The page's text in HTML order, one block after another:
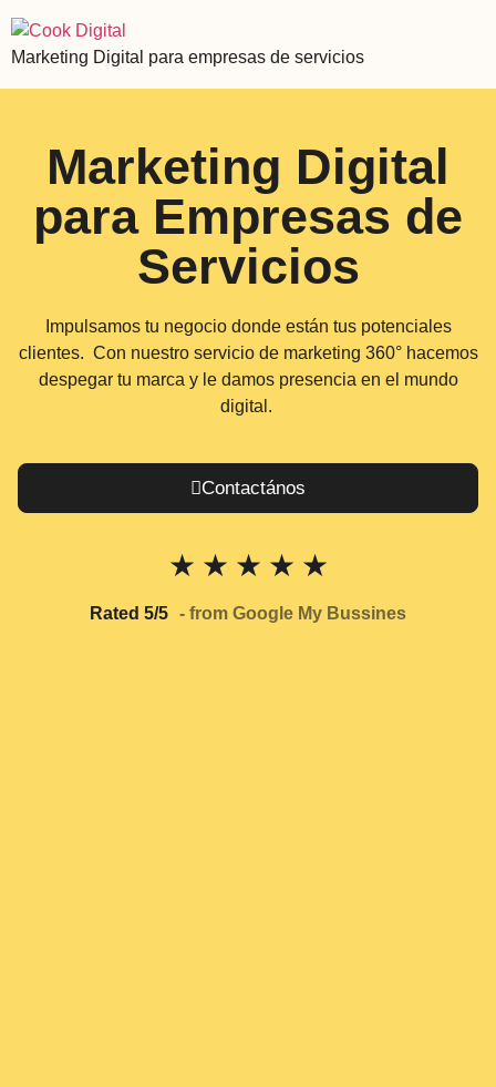
Marketing Digital para empresas de servicios
Marketing Digital
para Empresas de
Servicios
Impulsamos tu negocio donde están tus potenciales
clientes. Con nuestro servicio de marketing 360° hacemos
despegar tu marca y le damos presencia en el mundo
digital.
Contactános
★ ★ ★ ★ ★
Rated 5/5 - from Google My Bussines